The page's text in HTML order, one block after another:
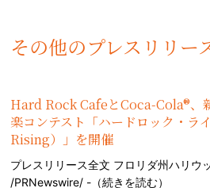
その他のプレスリリー
Hard Rock CafeとCoca-Cola®、
楽コンテスト「ハードロック・
Rising）」を開催
プレスリリース全文 フロリダ州ハリウ
/PRNewswire/ -（続きを読む）